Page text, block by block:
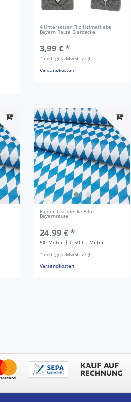
4 Untersetzer Filz Heimatliebe
Bayern Raute Bierdeckel
3,99 € *
* inkl. ges. MwSt. zzgl.
Versandkosten
Papier-Tischdecke 50m
Bayernraute
24,99 € *
50 Meter
| 0,50 € / Meter
* inkl. ges. MwSt. zzgl.
Versandkosten